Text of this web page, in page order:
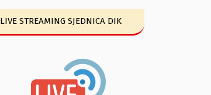
LIVE STREAMING SJEDNICA DIK